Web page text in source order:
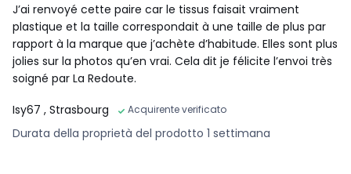
J’ai renvoyé cette paire car le tissus faisait vraiment
plastique et la taille correspondait à une taille de plus par
rapport à la marque que j’achète d’habitude. Elles sont plus
jolies sur la photos qu’en vrai. Cela dit je félicite l’envoi très
soigné par La Redoute.
Isy67 , Strasbourg Acquirente verificato
Durata della proprietà del prodotto 1 settimana